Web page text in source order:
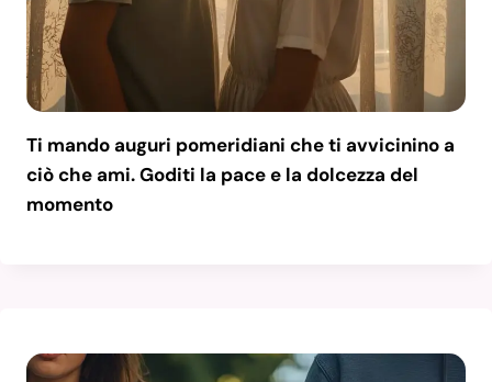
Ti mando auguri pomeridiani che ti avvicinino a
ciò che ami. Goditi la pace e la dolcezza del
momento